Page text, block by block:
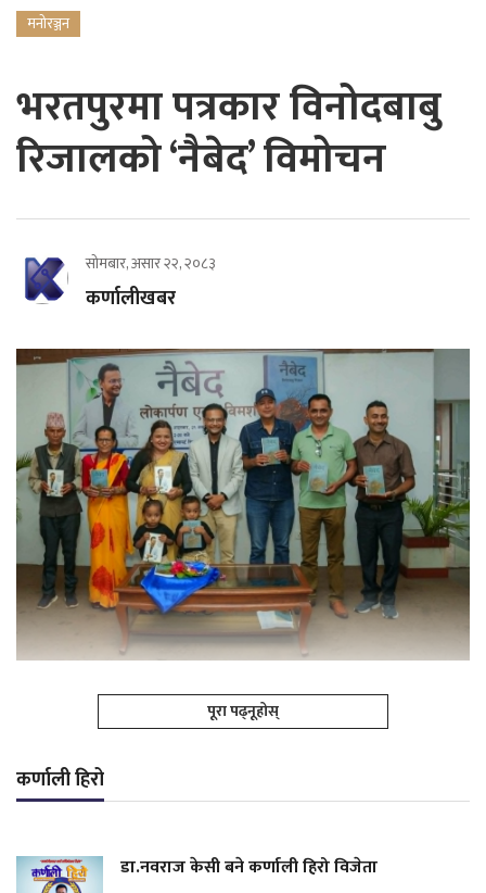
मनोरञ्जन
भरतपुरमा पत्रकार विनोदबाबु
रिजालको ‘नैबेद’ विमोचन
सोमबार, असार २२, २०८३
कर्णालीखबर
पूरा पढ्नूहोस्
कर्णाली हिरो
डा.नवराज केसी बने कर्णाली हिरो विजेता